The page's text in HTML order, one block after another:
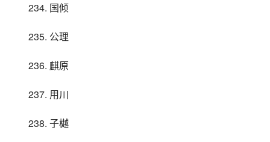
234. 国倾
235. 公理
236. 麒原
237. 用川
238. 子樾